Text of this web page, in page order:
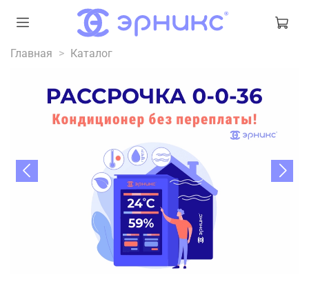
Главная Каталог